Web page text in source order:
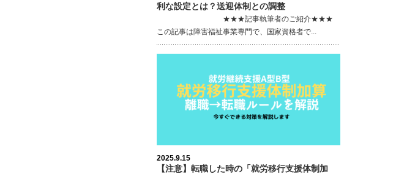
利な設定とは？送迎体制との調整
★★★記事執筆者のご紹介★★★
この記事は障害福祉事業専門で、国家資格者で...
2025.9.15
【注意】転職した時の「就労移行支援体制加